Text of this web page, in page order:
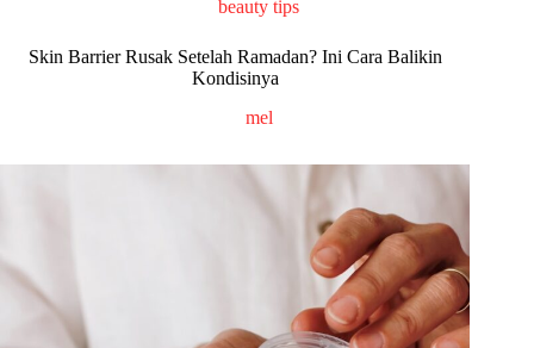
beauty tips
Skin Barrier Rusak Setelah Ramadan? Ini Cara Balikin
Kondisinya
mel